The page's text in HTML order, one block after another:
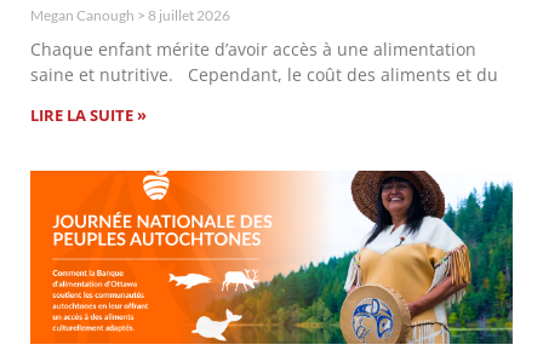
Megan Canough 8 juillet 2026
Chaque enfant mérite d’avoir accès à une alimentation
saine et nutritive. Cependant, le coût des aliments et du
LIRE LA SUITE »